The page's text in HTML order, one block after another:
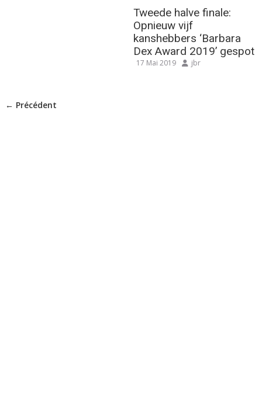
Tweede halve finale:
Opnieuw vijf
kanshebbers ‘Barbara
Dex Award 2019’ gespot
17 Mai 2019 jbr
← Précédent